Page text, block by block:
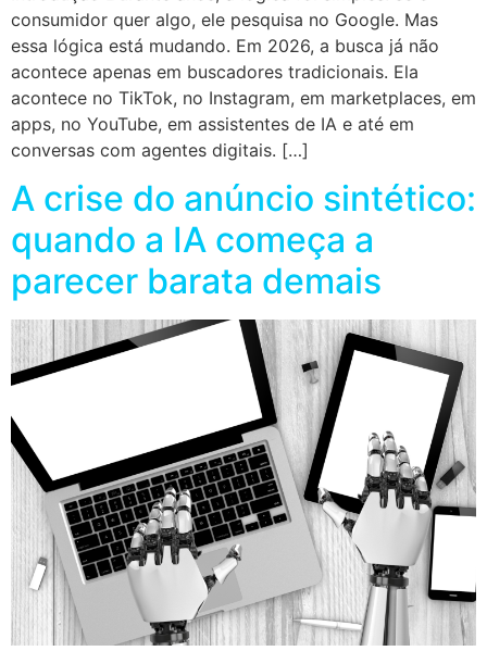
consumidor quer algo, ele pesquisa no Google. Mas
essa lógica está mudando. Em 2026, a busca já não
acontece apenas em buscadores tradicionais. Ela
acontece no TikTok, no Instagram, em marketplaces, em
apps, no YouTube, em assistentes de IA e até em
conversas com agentes digitais. […]
A crise do anúncio sintético:
quando a IA começa a
parecer barata demais